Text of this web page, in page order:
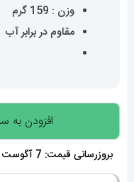
وزن : 159 گرم
مقاوم در برابر آب
ساعتمچی
مردانه
تگ
هویر
افزودن به
بروزرسانی قیمت: 7 آگوست 2026